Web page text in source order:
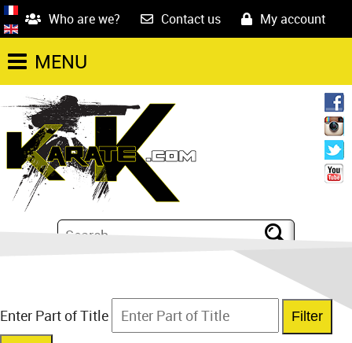
Who are we? Contact us My account
MENU
Enter Part of Title Filter